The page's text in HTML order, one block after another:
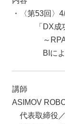
・〈第53回〉
「DX成功の
～RPAを
BIによる
講師
ASIMOV
代表取締役